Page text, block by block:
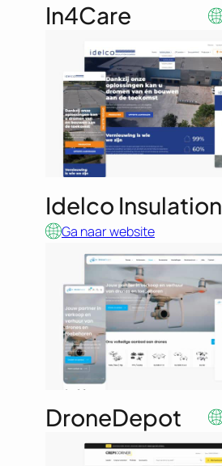
In4Care
Idelco Insulation
Ga naar website
DroneDepot